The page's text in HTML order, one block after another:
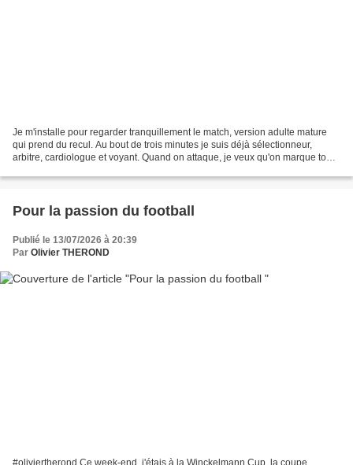
Je m'installe pour regarder tranquillement le match, version adulte mature
qui prend du recul. Au bout de trois minutes je suis déjà sélectionneur,
arbitre, cardiologue et voyant. Quand on attaque, je veux qu'on marque tout
Pour la passion du football
Publié le 13/07/2026 à 20:39
Par Olivier THEROND
#oliviertherond Ce week-end, j'étais à la Winckelmann Cup, la coupe